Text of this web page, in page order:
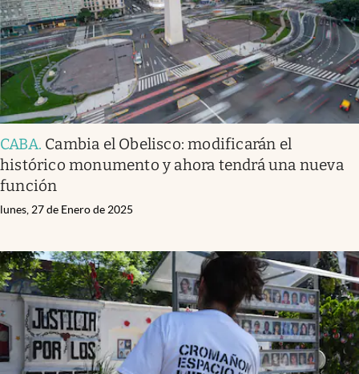
CABA. Cambia el Obelisco: modificarán el
histórico monumento y ahora tendrá una nueva
función
lunes, 27 de Enero de 2025